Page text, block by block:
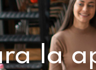
la